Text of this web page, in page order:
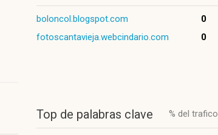
boloncol.blogspot.com
0
fotoscantavieja.webcindario.com
0
Top de palabras clave % del trafico